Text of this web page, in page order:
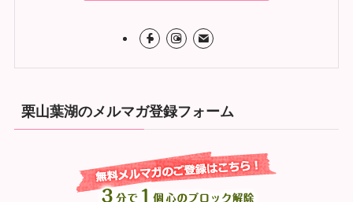
栗山葉湖のメルマガ登録フォーム